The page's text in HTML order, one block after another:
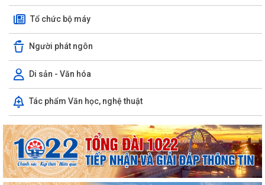
Tổ chức bộ máy
Người phát ngôn
Di sản - Văn hóa
Tác phẩm Văn học, nghệ thuật
ỦY BAN MTTQ VIỆT NAM PHƯỜNG AN DƯƠNG TỔ CHỨC HỘI NGHỊ LẦN
THỨ 4, NHIỆM KỲ 2025 – 2030
Đoàn lãnh đạo phường An Dương thăm, tặng quà người có công và gia
đình chính sách nhân kỷ niệm 79...
CHỨC HỘI NGHỊ GIAO BAN CÔNG TÁC MẶT TRẬN ĐÁNH...
THÔNG BÁO VỀ VIỆC KÊ KHAI, ĐỐI CHIẾU CƠ SỞ DỮ LIỆU ĐẤT ĐAI
TRÊN ĐỊA BÀN PHƯỜNG AN DƯƠNG
THÔNG BÁO CÔNG KHAI ĐƯỜNG DÂY NÓNG TIẾP NHẬN PHẢN ÁNH, TỐ
GIÁC HÀNH VI KINH DOANH HÀNG GIẢ, HÀNG...